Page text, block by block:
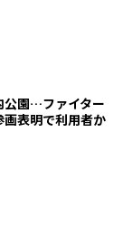
公園…ファイター
表明で利用者か